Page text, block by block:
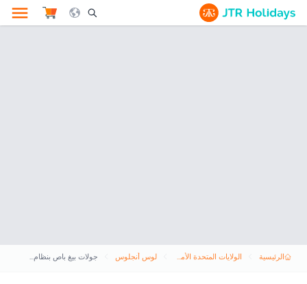
Search Opener Icon
الرئيسية الولايات المتحدة الأمريكية لوس أنجلوس جولات بيغ باص بنظام الصعود والنزول في لوس أنجلوس (بسقف مفتوح)